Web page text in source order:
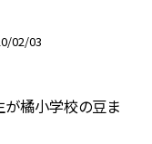
02/03
が橘小学校の豆ま